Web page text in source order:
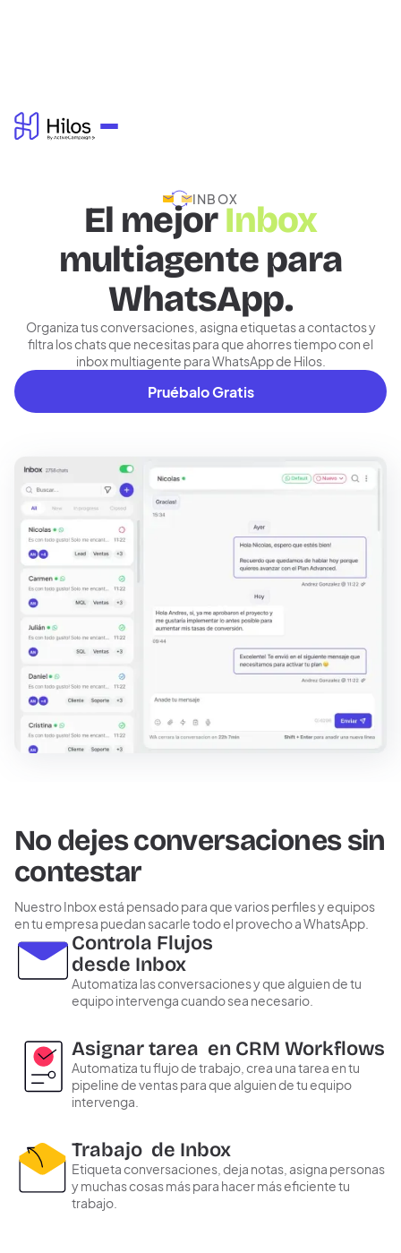
INBOX
El mejorInbox
multiagente para
WhatsApp.
Organiza tus conversaciones, asigna etiquetas a contactos y
filtra los chats que necesitas para que ahorres tiempo con el
inbox multiagente para WhatsApp de Hilos.
Pruébalo Gratis
No dejes conversaciones sin
contestar
Nuestro Inbox está pensado para que varios perfiles y equipos
en tu empresa puedan sacarle todo el provecho a WhatsApp.
Controla Flujos
desde Inbox
Automatiza las conversaciones y que alguien de tu
equipo intervenga cuando sea necesario.
Asignar tarea en CRM Workflows
Automatiza tu flujo de trabajo, crea una tarea en tu
pipeline de ventas para que alguien de tu equipo
intervenga.
Trabajo de Inbox
Etiqueta conversaciones, deja notas, asigna personas
y muchas cosas más para hacer más eficiente tu
trabajo.